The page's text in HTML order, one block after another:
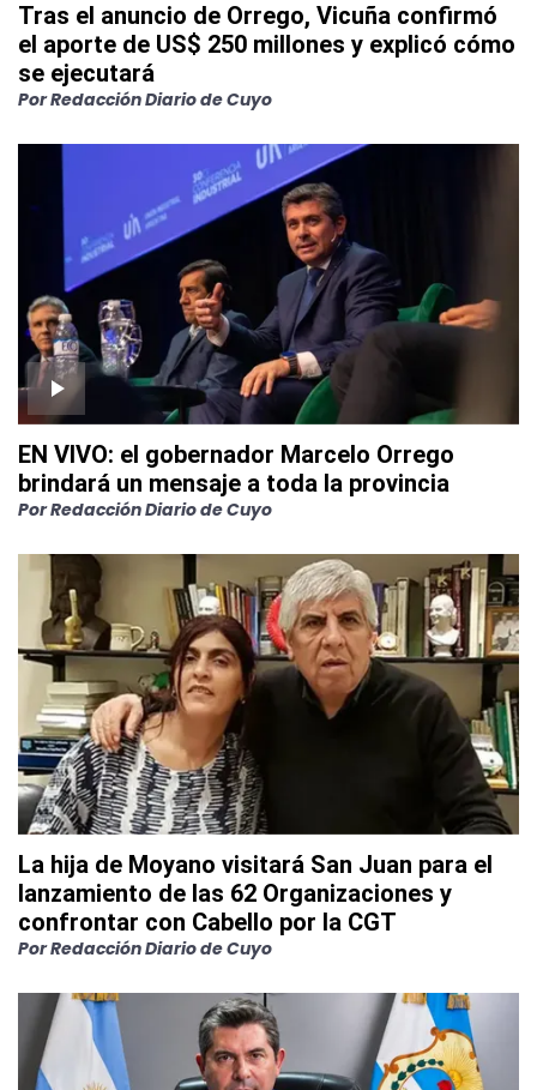
Tras el anuncio de Orrego, Vicuña confirmó
el aporte de US$ 250 millones y explicó cómo
se ejecutará
PorRedacción Diario de Cuyo
EN VIVO: el gobernador Marcelo Orrego
brindará un mensaje a toda la provincia
PorRedacción Diario de Cuyo
La hija de Moyano visitará San Juan para el
lanzamiento de las 62 Organizaciones y
confrontar con Cabello por la CGT
PorRedacción Diario de Cuyo